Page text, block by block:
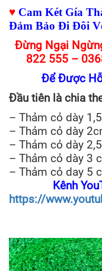
♥ Cam Két Gía
Đảm Bảo Đi Đôi
Đừng Ngại
822 555 –
Để Được
Đầu tiên là chia
– Thảm cỏ dày
– Thảm cỏ dày
– Thảm cỏ dày
– Thảm cỏ dày 3
– Thảm cỏ day 5
Kênh
https://